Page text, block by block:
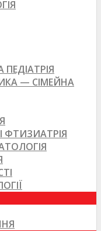
— СІМЕЙНА
ФТИЗИАТРІЯ